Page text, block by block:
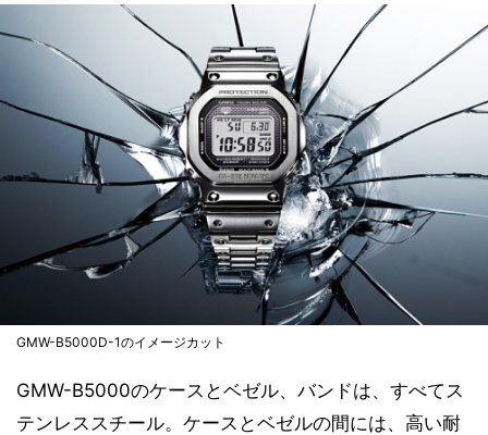
GMW-B5000D-1のイメージカット
GMW-B5000のケースとベゼル、バンドは、すべてス
テンレススチール。ケースとベゼルの間には、高い耐